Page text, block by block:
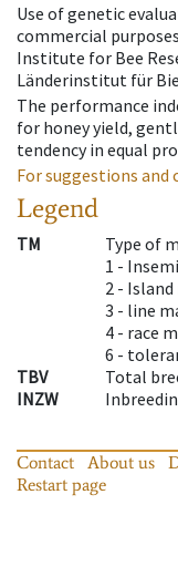
Use of genetic
commercial
Institute for Bee
Länderinstitut für
The performance
for honey yield,
tendency in equal
For suggestions
Legend
TM
Type of
1 -
2 -
3 - line
4 - race
6 -
TBV
Total
INZW
Contact About us
Restart page